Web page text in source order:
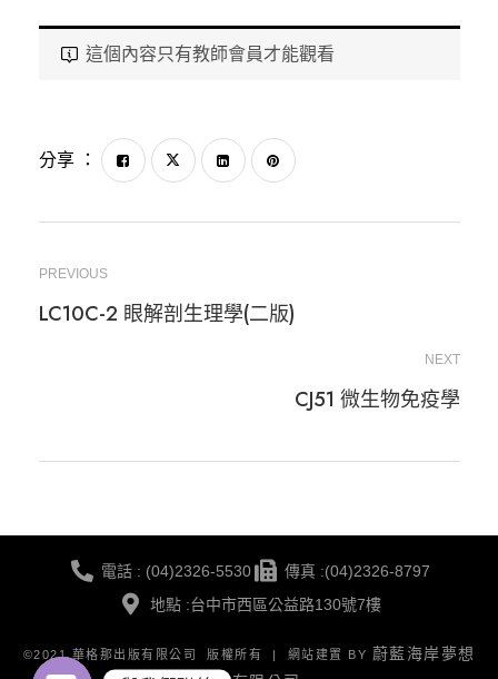
這個內容只有教師會員才能觀看
分享 ：
PREVIOUS
LC10C-2 眼解剖生理學(二版)
NEXT
CJ51 微生物免疫學
電話 : (04)2326-5530
傳真 :(04)2326-8797
地點 :台中市西區公益路130號7樓
©2021 華格那出版有限公司 版權所有 | 網站建置 BY 蔚藍海岸夢想